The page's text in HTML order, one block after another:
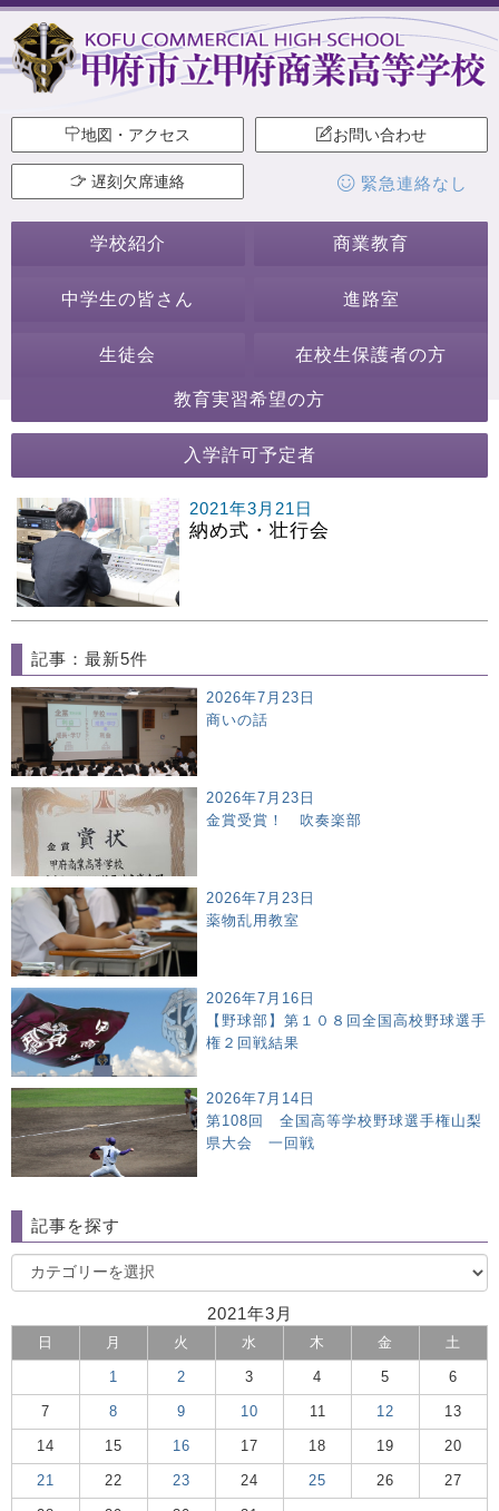
地図・アクセス お問い合わせ
遅刻欠席連絡 緊急連絡なし
学校紹介 商業教育
中学生の皆さん 進路室
生徒会 在校生保護者の方
教育実習希望の方
入学許可予定者
2021年3月21日
納め式・壮行会
記事：最新5件
2026年7月23日
商いの話
2026年7月23日
金賞受賞！ 吹奏楽部
2026年7月23日
薬物乱用教室
2026年7月16日
【野球部】第１０８回全国高校野球選手
権２回戦結果
2026年7月14日
第108回 全国高等学校野球選手権山梨
県大会 一回戦
記事を探す
2021年3月
日 月 火 水 木 金 土
1 2 3 4 5 6
7 8 9 10 11 12 13
14 15 16 17 18 19 20
21 22 23 24 25 26 27